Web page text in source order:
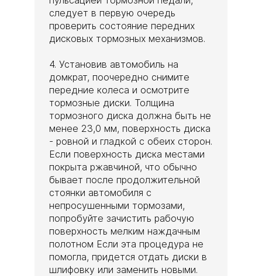
следует в первую очередь
проверить состояние передних
дисковых тормозных механизмов.
4. Установив автомобиль на
домкрат, поочередно снимите
передние колеса и осмотрите
тормозные диски. Толщина
тормозного диска должна быть не
менее 23,0 мм, поверхность диска
- ровной и гладкой с обеих сторон.
Если поверхность диска местами
покрыта ржавчиной, что обычно
бывает после продолжительной
стоянки автомобиля с
непросушенными тормозами,
попробуйте зачистить рабочую
поверхность мелким наждачным
полотном Если эта процедура не
помогла, придется отдать диски в
шлифовку или заменить новыми.